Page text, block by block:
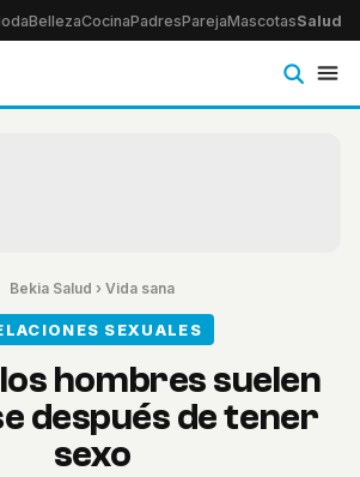
BellezaCocinaPadresParejaMascotasSalud
Bekia Salud › Vida sana
SEXUALES
hombres suelen
después de tener
sexo